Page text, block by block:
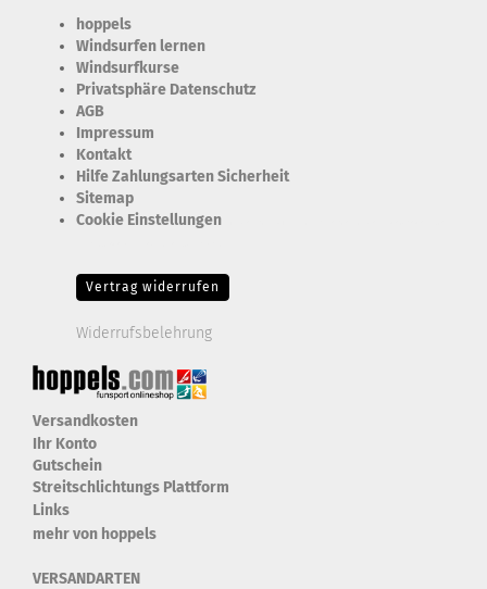
hoppels
Windsurfen lernen
Windsurfkurse
Privatsphäre Datenschutz
AGB
Impressum
Kontakt
Hilfe Zahlungsarten Sicherheit
Sitemap
Cookie Einstellungen
Vertrag widerrufen
Widerrufsbelehrung
Versandkosten
Ihr Konto
Gutschein
Streitschlichtungs Plattform
Links
mehr von hoppels
VERSANDARTEN